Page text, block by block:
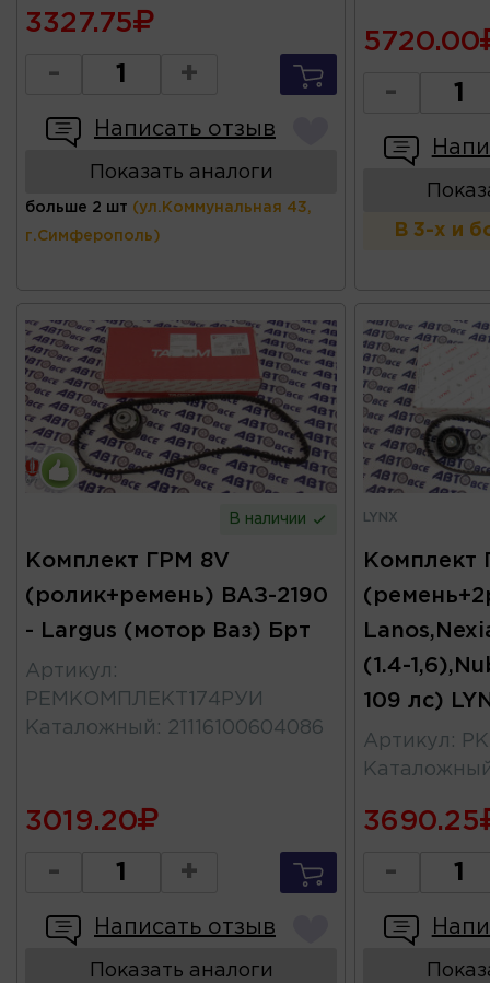
3327.75
- +
Написать отзыв
Показать аналоги
больше 2 шт (ул.Коммунальная 43,
г.Симферополь)
5720.00
-
В 3-х и
В наличии
Комплект ГРМ 8V
(ролик+ремень) ВАЗ-2190
- Largus (мотор Ваз) Брт
Артикул :
РЕМКОМПЛЕКТ174РУИ
Каталожный : 21116100604086
3019.20
- +
Написать отзыв
Показать аналоги
LYNX
Комплект
(1.4-
109 лс)
Артикул :
3690.25
-